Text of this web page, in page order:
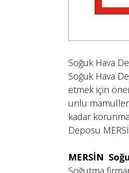
Soğuk Hava
Soğuk Hava
etmek için
unlu
kadar
Deposu
MERSİN
Soğutma